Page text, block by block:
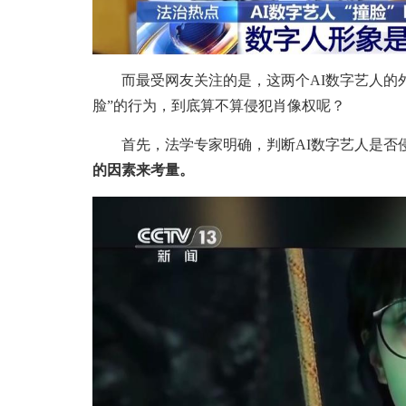
而最受网友关注的是，这两个AI数字艺人的
脸”的行为，到底算不算侵犯肖像权呢？
首先，法学专家明确，判断AI数字艺人是否
的因素来考量。